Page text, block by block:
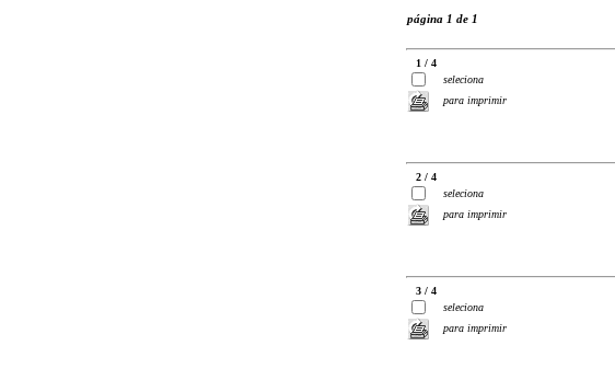
página 1 de 1
1 / 4
seleciona
para imprimir
2 / 4
seleciona
para imprimir
3 / 4
seleciona
para imprimir